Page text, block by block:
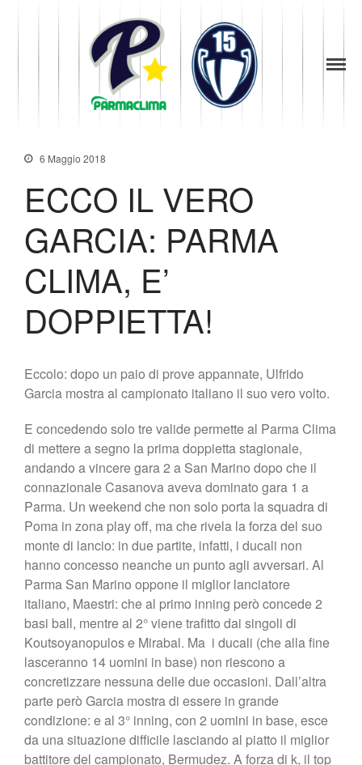
News
Storia
Codice di Condotta
Palmares
Maglie Ritirate
Contatti
Shop
6 Maggio 2018
ECCO IL VERO
GARCIA: PARMA
CLIMA, E’
DOPPIETTA!
Eccolo: dopo un paio di prove appannate, Ulfrido
Garcia mostra al campionato italiano il suo vero volto.
E concedendo solo tre valide permette al Parma Clima
di mettere a segno la prima doppietta stagionale,
andando a vincere gara 2 a San Marino dopo che il
connazionale Casanova aveva dominato gara 1 a
Parma. Un weekend che non solo porta la squadra di
Poma in zona play off, ma che rivela la forza del suo
monte di lancio: in due partite, infatti, i ducali non
hanno concesso neanche un punto agli avversari. Al
Parma San Marino oppone il miglior lanciatore
italiano, Maestri: che al primo inning però concede 2
basi ball, mentre al 2° viene trafitto dai singoli di
Koutsoyanopulos e Mirabal. Ma i ducali (che alla fine
lasceranno 14 uomini in base) non riescono a
concretizzare nessuna delle due occasioni. Dall’altra
parte però Garcia mostra di essere in grande
condizione: e al 3° inning, con 2 uomini in base, esce
da una situazione difficile lasciando al piatto il miglior
battitore del campionato, Bermudez. A forza di k, il top